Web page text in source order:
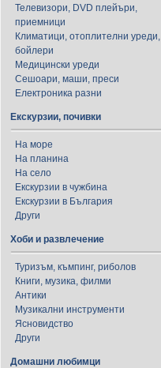
Телевизори, DVD плейъри,
приемници
Климатици, отоплителни уреди,
бойлери
Медицински уреди
Сешоари, маши, преси
Електроника разни
Екскурзии, почивки
На море
На планина
На село
Екскурзии в чужбина
Екскурзии в България
Други
Хоби и развлечение
Туризъм, къмпинг, риболов
Книги, музика, филми
Антики
Музикални инструменти
Ясновидство
Други
Домашни любимци